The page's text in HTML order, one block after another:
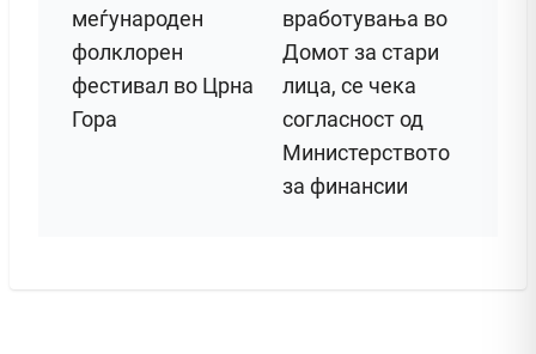
меѓународен
фолклорен
фестивал во Црна
Гора
вработувања во
Домот за стари
лица, се чека
согласност од
Министерството
за финансии